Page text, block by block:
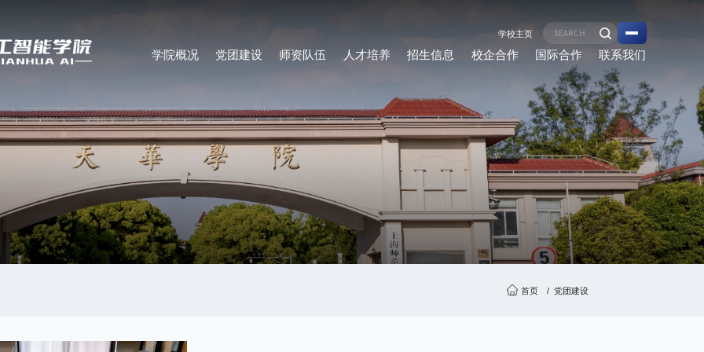
学校主页
学院概况 党团建设 师资队伍 人才培养 招生信息 校企合作 国际合作 联系我们
首页 党团建设